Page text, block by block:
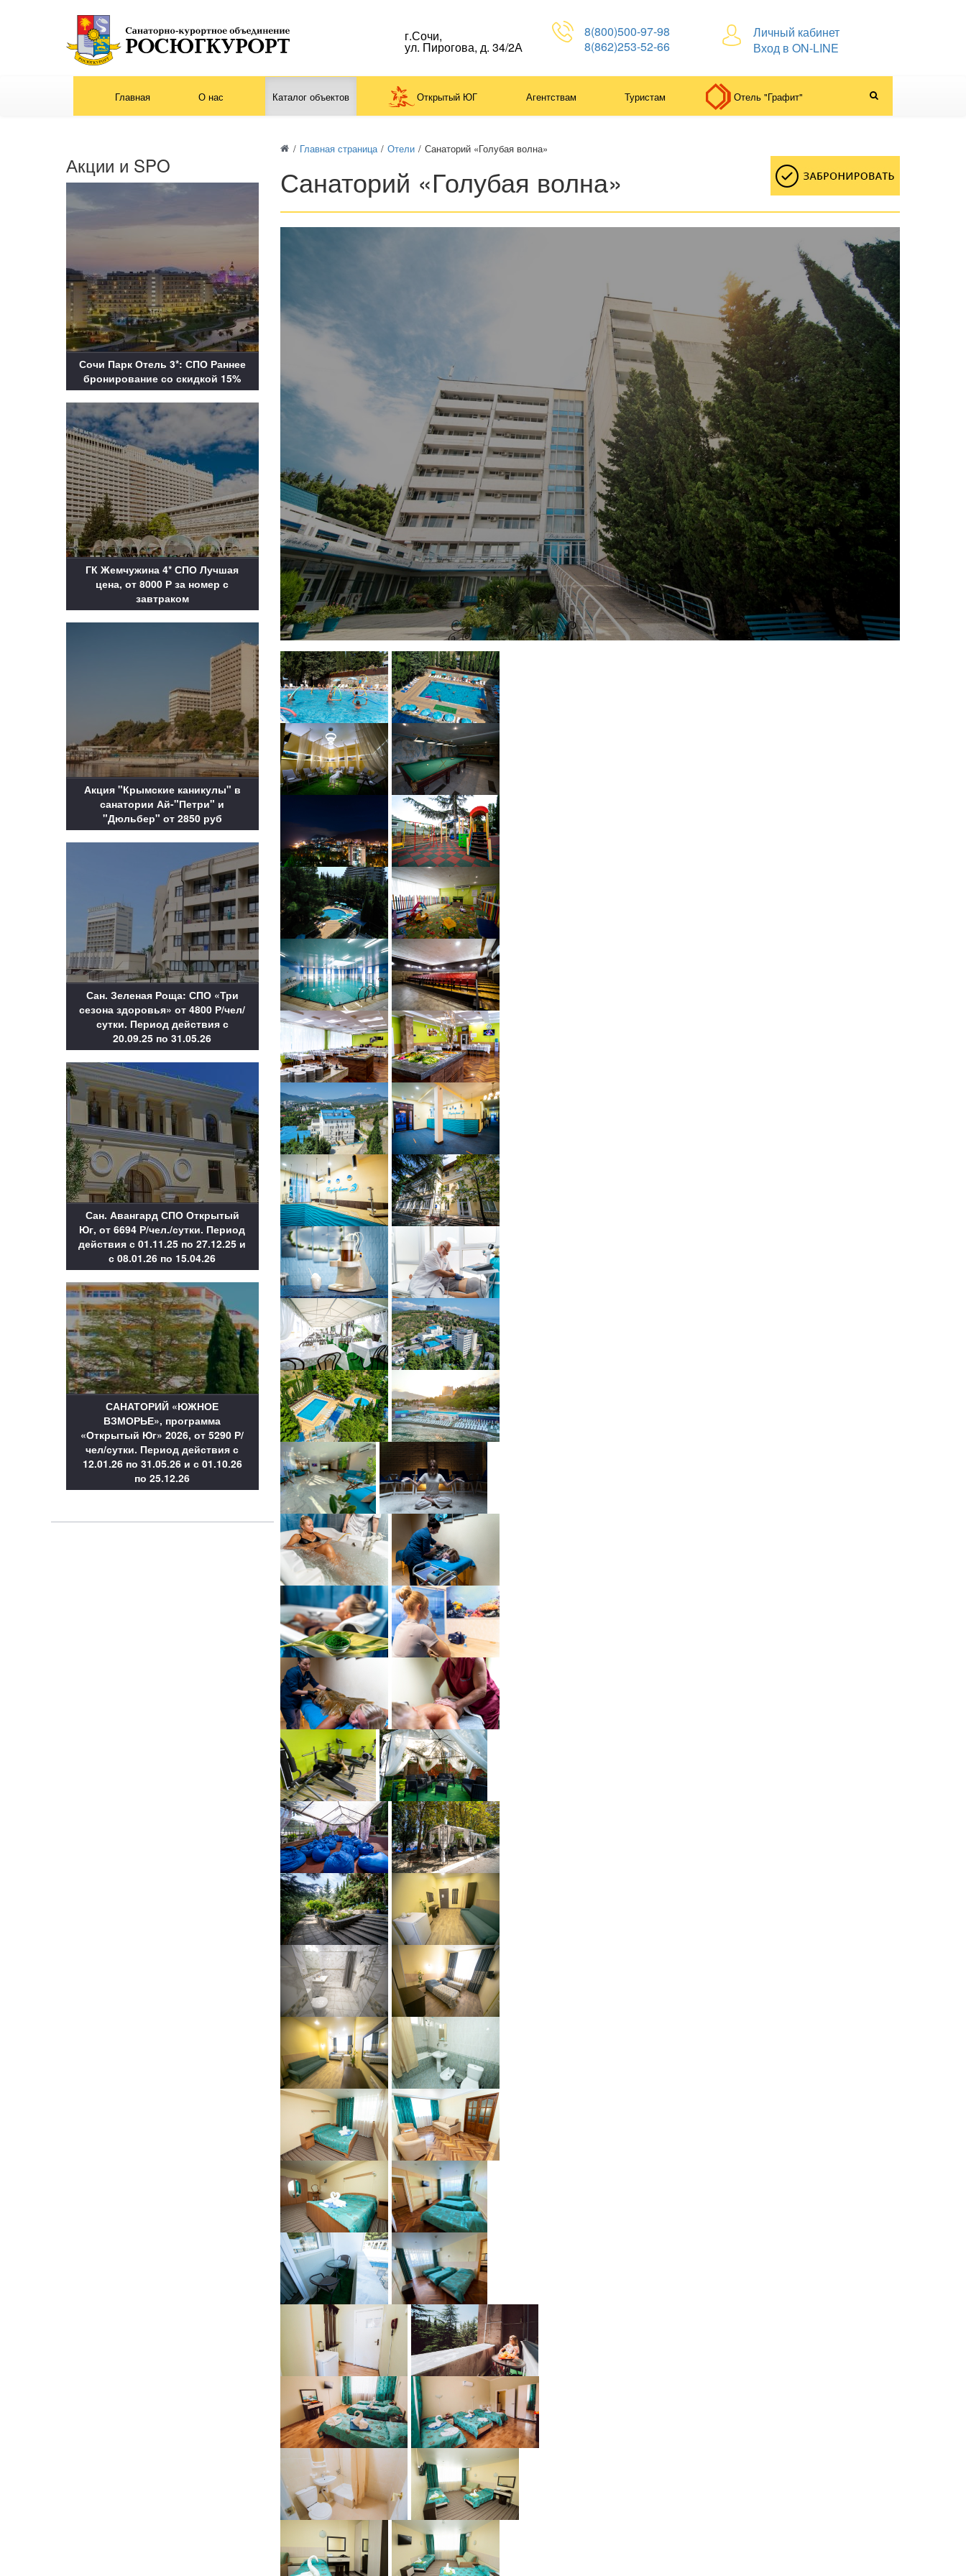
г.Сочи,
ул. Пирогова, д. 34/2А
8(800)500-97-98
8(862)253-52-66
Личный кабинет
Вход в ON-LINE
Главная О нас Каталог объектов Открытый ЮГ Агентствам Туристам Отель "Графит"
/ Главная страница / Отели / Санаторий «Голубая волна»
Санаторий «Голубая волна»
Акции и SPO
Сочи Парк Отель 3*: СПО Раннее
бронирование со скидкой 15%
ГК Жемчужина 4* СПО Лучшая
цена, от 8000 Р за номер с
завтраком
Акция "Крымские каникулы" в
санатории Ай-"Петри" и
"Дюльбер" от 2850 руб
Сан. Зеленая Роща: СПО «Три
сезона здоровья» от 4800 Р/чел/
сутки. Период действия с
20.09.25 по 31.05.26
Сан. Авангард СПО Открытый
Юг, от 6694 Р/чел./сутки. Период
действия с 01.11.25 по 27.12.25 и
с 08.01.26 по 15.04.26
САНАТОРИЙ «ЮЖНОЕ
ВЗМОРЬЕ», программа
«Открытый Юг» 2026, от 5290 Р/
чел/сутки. Период действия с
12.01.26 по 31.05.26 и с 01.10.26
по 25.12.26